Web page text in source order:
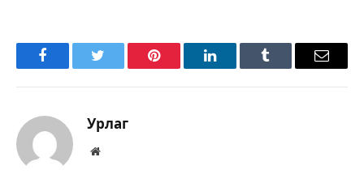
FacebookTwitter Pinterest LinkedInTumblr Имэйл
Урлаг
Вэбсайт